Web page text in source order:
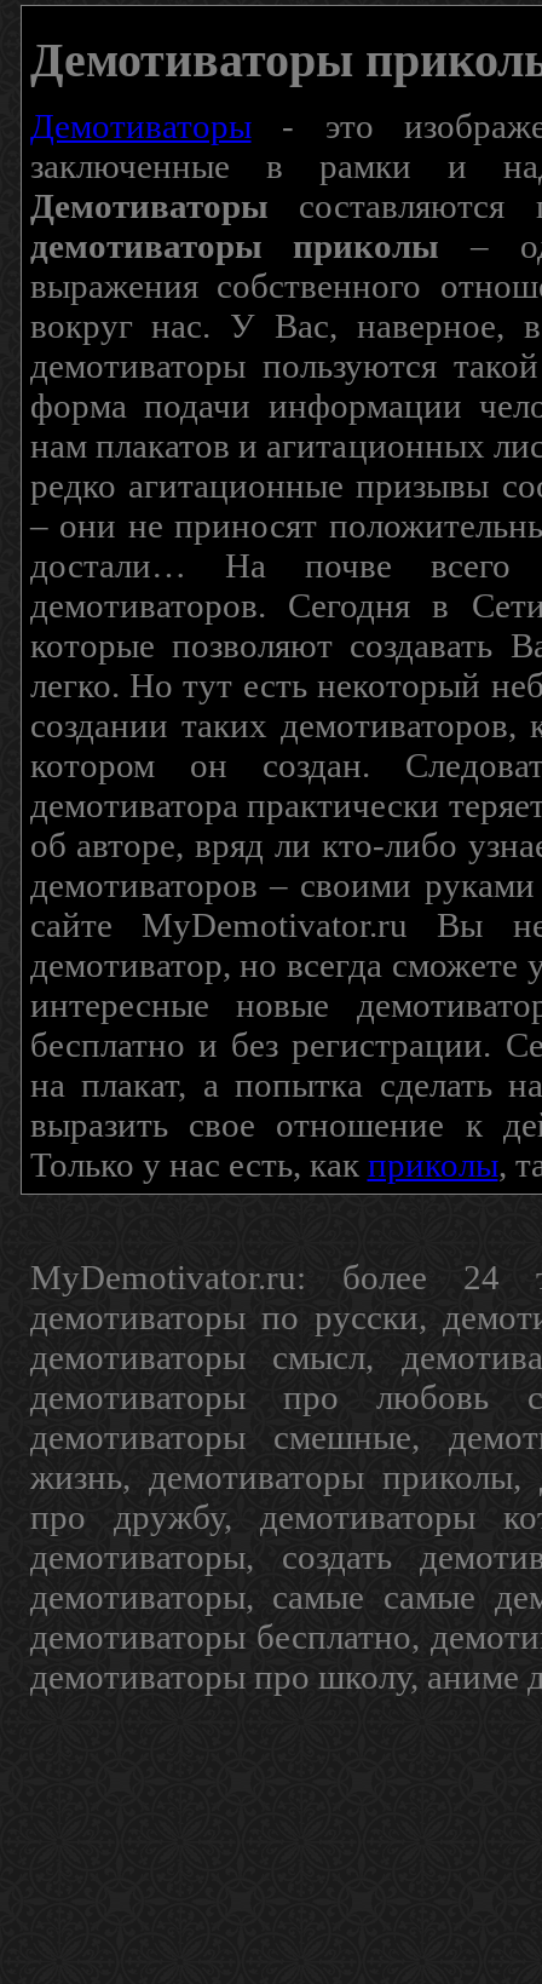
Демотиваторы
Демотиваторы- это
заключенные в рамки и
Демотиваторы составляются
демотиваторы приколы –
выражения собственного
вокруг нас. У Вас, наверное,
демотиваторы пользуются
форма подачи информации
нам плакатов и агитационных
редко агитационные призывы
– они не приносят
достали… На почве всего
демотиваторов. Сегодня в
которые позволяют создавать
легко. Но тут есть некоторый
создании таких
котором он создан.
демотиватора практически
об авторе, вряд ли кто-либо
демотиваторов – своими
сайте MyDemotivator.ru Вы
демотиватор, но всегда сможете
интересные новые
бесплатно и без регистрации.
на плакат, а попытка
выразить свое отношение к
Только у нас есть, как приколы,
MyDemotivator.ru: более 24
демотиваторы по русски,
демотиваторы смысл,
демотиваторы про любовь
демотиваторы смешные,
жизнь, демотиваторы приколы,
про дружбу, демотиваторы
демотиваторы, создать
демотиваторы, самые самые
демотиваторы бесплатно,
демотиваторы про школу, аниме